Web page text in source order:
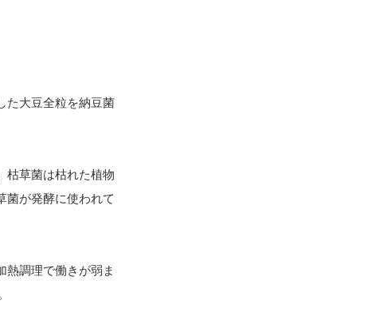
た大豆全粒を納豆菌
枯草菌は枯れた植物
菌が発酵に使われて
熱調理で働きが弱ま